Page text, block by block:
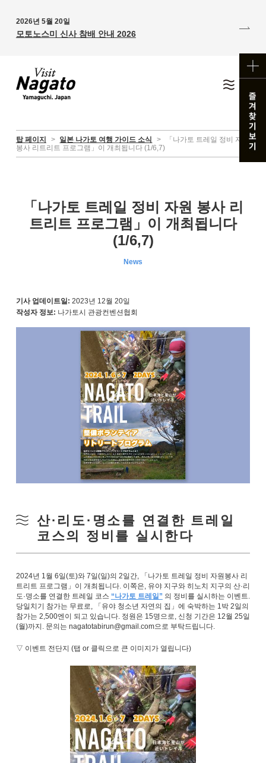
2026년 5월 20일
모토노스미 신사 참배 안내 2026
탑 페이지 > 일본 나가토 여행 가이드 소식 >
「나가토 트레일 정비 자원
봉사 리트리트 프로그램」이 개최됩니다 (1/6,7)
「나가토 트레일 정비 자원 봉사 리
트리트 프로그램」이 개최됩니다
(1/6,7)
News
기사 업데이트일: 2023년 12월 20일
작성자 정보: 나가토시 관광컨벤션협회
산·리도·명소를 연결한 트레일
코스의 정비를 실시한다
2024년 1월 6일(토)와 7일(일)의 2일간, 「나가토 트레일 정비 자원봉사 리
트리트 프로그램」이 개최됩니다. 이쪽은, 유야 지구와 히노치 지구의 산·리
도·명소를 연결한 트레일 코스 “나가토 트레일” 의 정비를 실시하는 이벤트.
당일치기 참가는 무료로, 「유야 청소년 자연의 집」에 숙박하는 1박 2일의
참가는 2,500엔이 되고 있습니다. 정원은 15명으로, 신청 기간은 12월 25일
(월)까지. 문의는 nagatotabirun@gmail.com으로 부탁드립니다.
▽ 이벤트 전단지 (탭 or 클릭으로 큰 이미지가 열립니다)